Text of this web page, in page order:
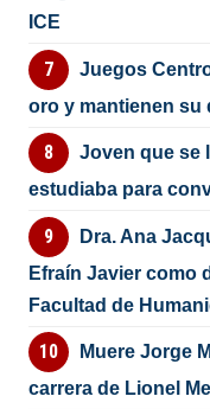
ICE
Juegos
oro y mantienen su
Joven que se
estudiaba para
Dra. Ana
Efraín Javier como
Facultad de
Muere Jorge
carrera de Lionel